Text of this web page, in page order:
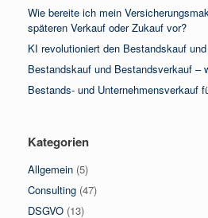
Wie bereite ich mein
späteren Verkauf oder Zukauf vor?
KI revolutioniert den Bestandskauf
Bestandskauf und Bestandsverkauf –
Bestands- und Unternehmensverkauf
Kategorien
Allgemein (5)
Consulting (47)
DSGVO (13)